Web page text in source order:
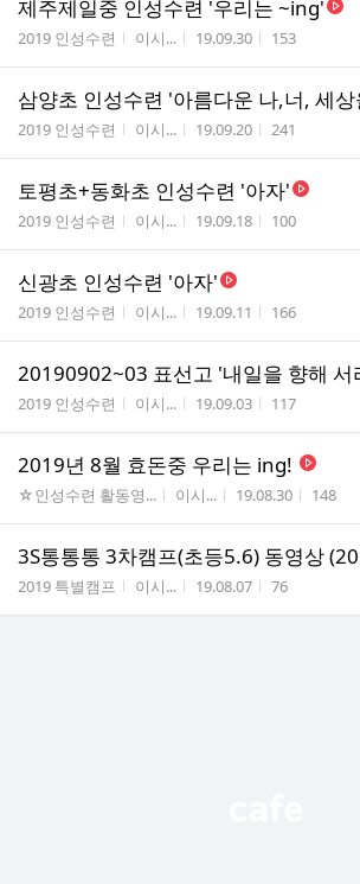
제주제일중 인성수련 '우리는 ~ing'
게시판명
2019 인성수련 작성자
이시... 작성시간
19.09.30 조회수
153
삼양초 인성수련 '아름다운 나,너, 세
게시판명
2019 인성수련 작성자
이시... 작성시간
19.09.20 조회수
241
토평초+동화초 인성수련 '아자'
게시판명
2019 인성수련 작성자
이시... 작성시간
19.09.18 조회수
100
신광초 인성수련 '아자'
게시판명
2019 인성수련 작성자
이시... 작성시간
19.09.11 조회수
166
20190902~03 표선고 '내일을 향해 서
게시판명
2019 인성수련 작성자
이시... 작성시간
19.09.03 조회수
117
2019년 8월 효돈중 우리는 ing!
게시판명
☆인성수련 활동영... 작성자
이시... 작성시간
19.08.30 조회수
148
3S통통통 3차캠프(초등5.6) 동영상
게시판명
2019 특별캠프 작성자
이시... 작성시간
19.08.07 조회수
76